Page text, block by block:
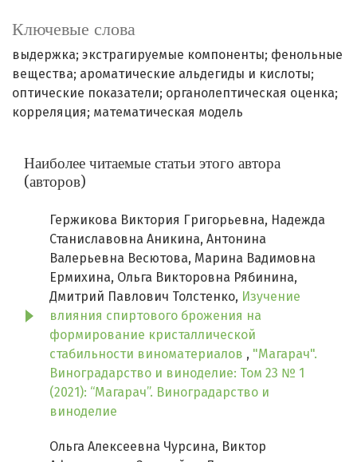
Ключевые слова
выдержка; экстрагируемые компоненты; фенольные
вещества; ароматические альдегиды и кислоты;
оптические показатели; органолептическая оценка;
корреляция; математическая модель
Наиболее читаемые статьи этого автора
(авторов)
Гержикова Виктория Григорьевна, Надежда
Станиславовна Аникина, Антонина
Валерьевна Весютова, Марина Вадимовна
Ермихина, Ольга Викторовна Рябинина,
Дмитрий Павлович Толстенко, Изучение
влияния спиртового брожения на
формирование кристаллической
стабильности виноматериалов , "Магарач".
Виноградарство и виноделие: Том 23 № 1
(2021): “Магарач”. Виноградарство и
виноделие
Ольга Алексеевна Чурсина, Виктор